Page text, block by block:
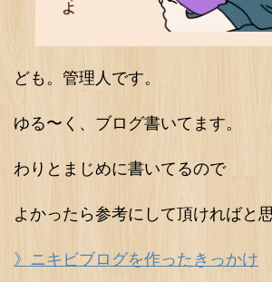
ども。管理人です。
ゆる〜く、ブログ書いてます。
わりとまじめに書いてるので
よかったら参考にして頂ければと思
》ニキビブログを作ったきっかけ